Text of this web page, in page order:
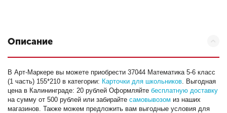
Описание
В Арт-Маркере вы можете приобрести 37044 Математика 5-6 класс
(1 часть) 155*210 в категории: Карточки для школьников. Выгодная
цена в Калининграде: 20 рублей Оформляйтебесплатную доставку
на сумму от 500 рублей или забирайтесамовывозом из наших
магазинов. Также можем предложить вам выгодные условия для